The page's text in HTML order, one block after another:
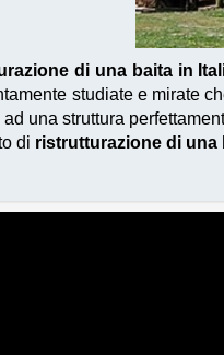
di una baita in
studiate e mirate
ad una struttura
di ristrutturazione di una